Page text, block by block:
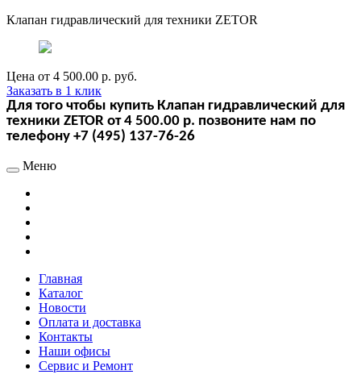
Клапан гидравлический для техники ZETOR
Цена от 4 500.00 р. руб.
Заказать в 1 клик
Для того чтобы купить Клапан гидравлический для
техники ZETOR от 4 500.00 р. позвоните нам по
телефону +7 (495) 137-76-26
Меню
Главная
Каталог
Новости
Оплата и доставка
Контакты
Наши офисы
Сервис и Ремонт